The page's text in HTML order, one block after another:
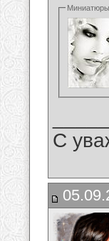
Миниатюры
С